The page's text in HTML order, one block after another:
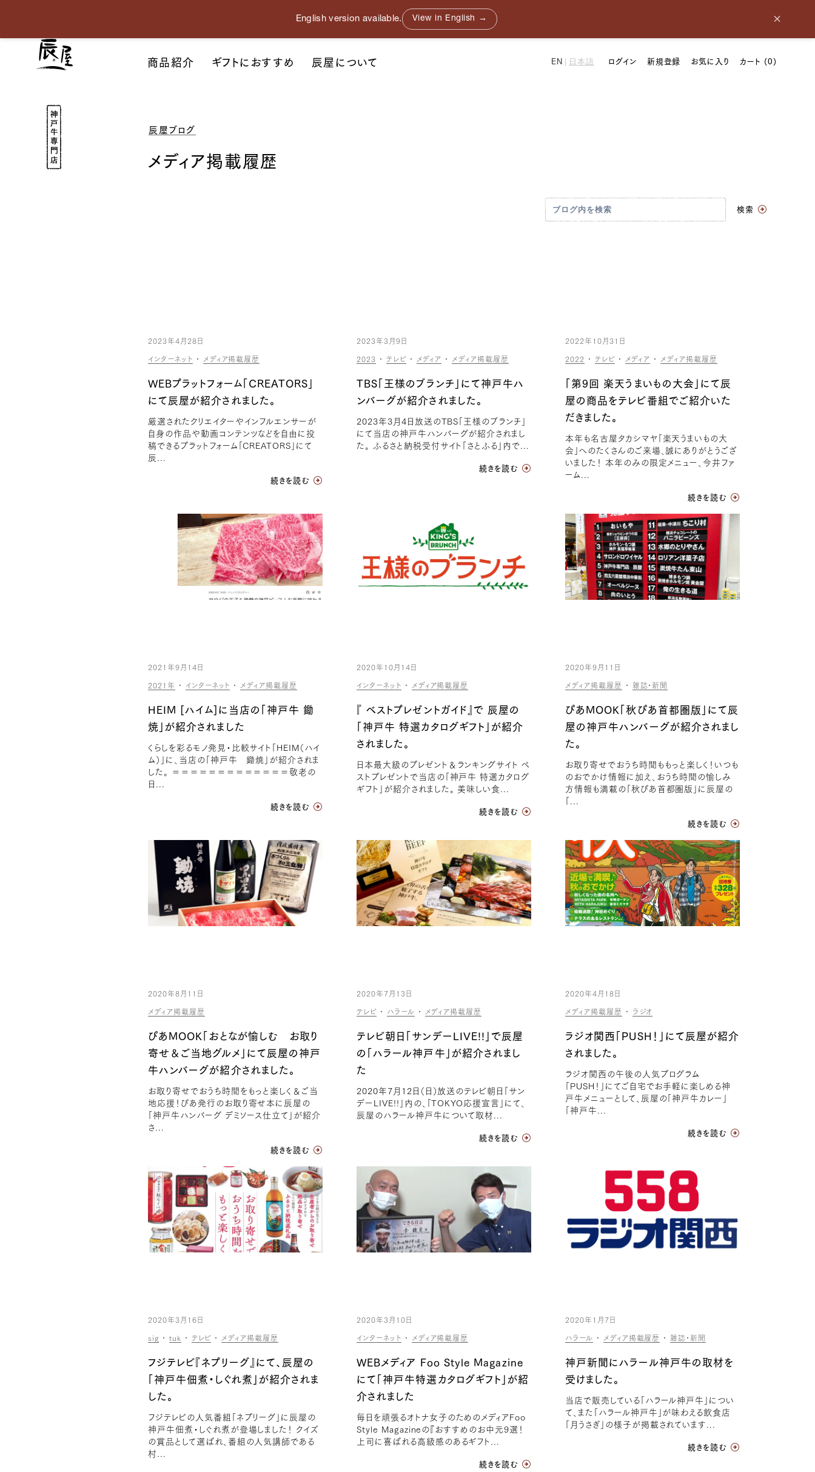
English version available. View in English → ×
戸
神
戸
牛
専
門
店
商品紹介 ギフトにおすすめ 辰屋について EN 日本語 ログイン 新規登録 お気に入り カート (0)
辰屋ブログ
メディア掲載履歴
検索
2023年4月28日
インターネット ・ メディア掲載履歴
WEBプラットフォーム「CREATORS」
にて辰屋が紹介されました。
厳選されたクリエイターやインフルエンサーが
自身の作品や動画コンテンツなどを自由に投
稿できるプラットフォーム「CREATORS」にて
辰...
続きを読む
2023年3月9日
2023 ・ テレビ・ メディア ・ メディア掲載履歴
TBS「王様のブランチ」にて神戸牛ハ
ンバーグが紹介されました。
2023年3月4日放送のTBS「王様のブランチ」
にて当店の神戸牛ハンバーグが紹介されまし
た。 ふるさと納税受付サイト「さとふる」内で...
続きを読む
2022年10月31日
2022 ・ テレビ・ メディア ・ メディア掲載履歴
「第9回 楽天うまいもの大会」にて辰
屋の商品をテレビ番組でご紹介いた
だきました。
本年も名古屋タカシマヤ「楽天うまいもの大
会」へのたくさんのご来場、誠にありがとうござ
いました！ 本年のみの限定メニュー、今井ファ
ーム...
続きを読む
2021年9月14日
2021年 ・ インターネット ・ メディア掲載履歴
HEIM [ハイム]に当店の「神戸牛 鋤
焼」が紹介されました
くらしを彩るモノ発見・比較サイト「HEIM（ハイ
ム）」に、当店の「神戸牛 鋤焼」が紹介されま
した。 ＝＝＝＝＝＝＝＝＝＝＝＝＝敬老の
日...
続きを読む
2020年10月14日
インターネット ・ メディア掲載履歴
『 ベストプレゼントガイド』で 辰屋の
「神戸牛 特選カタログギフト」が紹介
されました。
日本最大級のプレゼント＆ランキングサイト ベ
ストプレゼントで当店の「神戸牛 特選カタログ
ギフト」が紹介されました。 美味しい食...
続きを読む
2020年9月11日
メディア掲載履歴 ・ 雑誌・新聞
ぴあMOOK「秋ぴあ首都圏版」にて辰
屋の神戸牛ハンバーグが紹介されまし
た。
お取り寄せでおうち時間ももっと楽しく！いつも
のおでかけ情報に加え、おうち時間の愉しみ
方情報も満載の「秋ぴあ首都圏版」に辰屋の
「...
続きを読む
2020年8月11日
メディア掲載履歴
ぴあMOOK「おとなが愉しむ お取り
寄せ＆ご当地グルメ」にて辰屋の神戸
牛ハンバーグが紹介されました。
お取り寄せでおうち時間をもっと楽しく＆ご当
地応援！ぴあ発行のお取り寄せ本に辰屋の
「神戸牛ハンバーグ デミソース仕立て」が紹介
さ...
続きを読む
2020年7月13日
テレビ・ ハラール ・ メディア掲載履歴
テレビ朝日「サンデーLIVE!!」で辰屋
の「ハラール神戸牛」が紹介されまし
た
2020年7月12日（日）放送のテレビ朝日「サン
デーLIVE!!」内の、「TOKYO応援宣言」にて、
辰屋のハラール神戸牛について取材...
続きを読む
2020年4月18日
メディア掲載履歴 ・ ラジオ
ラジオ関西「PUSH！」にて辰屋が紹介
されました。
ラジオ関西の午後の人気プログラム
「PUSH！」にてご自宅でお手軽に楽しめる神
戸牛メニューとして、辰屋の「神戸牛カレー」
「神戸牛...
続きを読む
2020年3月16日
sig ・ tuk ・ テレビ ・ メディア掲載履歴
フジテレビ『ネプリーグ』にて、辰屋の
「神戸牛佃煮・しぐれ煮」が紹介されま
した。
フジテレビの人気番組「ネプリーグ」に辰屋の
神戸牛佃煮・しぐれ煮が登場しました！ クイズ
の賞品として選ばれ、番組の人気講師である
村...
2020年3月10日
インターネット ・ メディア掲載履歴
WEBメディア Foo Style Magazine
にて「神戸牛特選カタログギフト」が紹
介されました
毎日を頑張るオトナ女子のためのメディアFoo
Style Magazineの『おすすめのお中元9選！
上司に喜ばれる高級感のあるギフト...
続きを読む
2020年1月7日
ハラール ・ メディア掲載履歴 ・ 雑誌・新聞
神戸新聞にハラール神戸牛の取材を
受けました。
当店で販売している「ハラール神戸牛」につい
て、また「ハラール神戸牛」が味わえる飲食店
「月うさぎ」の様子が掲載されています...
続きを読む